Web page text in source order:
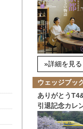
»詳細を見る
ウェッジブッ
ありがとう
引退記念カレ